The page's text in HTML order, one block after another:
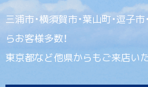
三浦市・横須賀市・葉山町・逗子
らお客様多数！
東京都など他県からもご来店い